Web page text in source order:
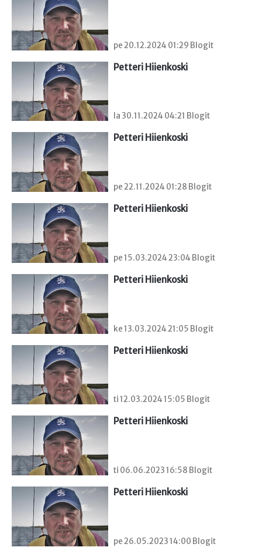
pe 20.12.2024 01:29 Blogit
Petteri Hiienkoski
la 30.11.2024 04:21 Blogit
Petteri Hiienkoski
pe 22.11.2024 01:28 Blogit
Petteri Hiienkoski
pe 15.03.2024 23:04 Blogit
Petteri Hiienkoski
ke 13.03.2024 21:05 Blogit
Petteri Hiienkoski
ti 12.03.2024 15:05 Blogit
Petteri Hiienkoski
ti 06.06.2023 16:58 Blogit
Petteri Hiienkoski
pe 26.05.2023 14:00 Blogit